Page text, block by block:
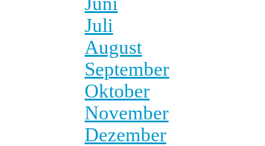
Juli
August
September
Oktober
November
Dezember